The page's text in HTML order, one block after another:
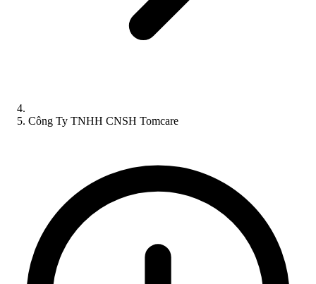
Công Ty TNHH CNSH Tomcare